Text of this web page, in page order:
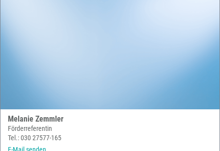
Melanie Zemmler
Förderreferentin
Tel.: 030 27577-165